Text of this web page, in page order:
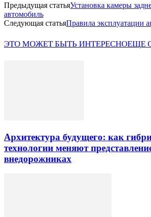
Предыдущая статьяУстановка камеры
автомобиль
Следующая статьяПравила эксплуатации
ЭТО МОЖЕТ БЫТЬ ИНТЕРЕСНОЕЩЕ
Архитектура будущего: как
технологии меняют
внедорожниках